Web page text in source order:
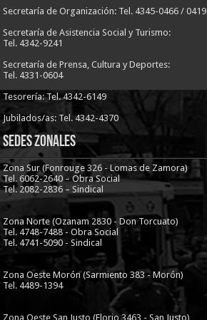
Secretaría de Organización: Tel. 4345-0466 / 0419
Secretaría de Asistencia Social y Turismo:
Tel. 4342-9241
Secretaría de Prensa, Cultura y Deportes:
Tel. 4331-0604
Tesorería: Tel. 4342-6149
Jubilados/as: Tel. 4342-4370
Sedes Zonales
Zona Sur (Fonrouge 326 - Lomas de Zamora)
Tel. 6062-2640 – Obra Social
Tel. 2082-2836 – Sindical
Zona Norte (Ozanam 2830 - Don Torcuato)
Tel. 4748-7488 - Obra Social
Tel. 4741-5090 - Sindical
Zona Oeste Morón (Sarmiento 383 - Morón)
Tel. 4489-1394
Zona Oeste San Justo (Florio 3463 - San Justo)